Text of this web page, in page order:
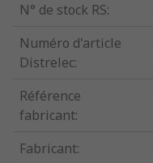
N° de stock RS:
Numéro d'article
Distrelec:
Référence
fabricant:
Fabricant: